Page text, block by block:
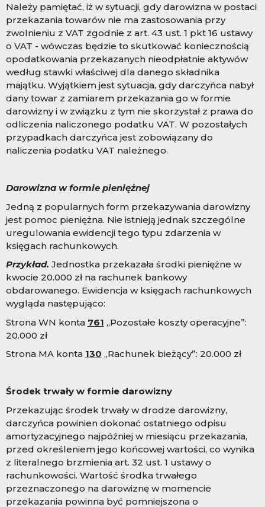
Należy pamiętać, iż w sytuacji, gdy darowizna w postaci
przekazania towarów nie ma zastosowania przy
zwolnieniu z VAT zgodnie z art. 43 ust. 1 pkt 16 ustawy
o VAT - wówczas będzie to skutkować koniecznością
opodatkowania przekazanych nieodpłatnie aktywów
według stawki właściwej dla danego składnika
majątku. Wyjątkiem jest sytuacja, gdy darczyńca nabył
dany towar z zamiarem przekazania go w formie
darowizny i w związku z tym nie skorzystał z prawa do
odliczenia naliczonego podatku VAT. W pozostałych
przypadkach darczyńca jest zobowiązany do
naliczenia podatku VAT należnego.
Darowizna w formie pieniężnej
Jedną z popularnych form przekazywania darowizny
jest pomoc pieniężna. Nie istnieją jednak szczególne
uregulowania ewidencji tego typu zdarzenia w
księgach rachunkowych.
Przykład. Jednostka przekazała środki pieniężne w
kwocie 20.000 zł na rachunek bankowy
obdarowanego. Ewidencja w księgach rachunkowych
wygląda następująco:
Strona WN konta 761 „Pozostałe koszty operacyjne”:
20.000 zł
Strona MA konta 130 „Rachunek bieżący”: 20.000 zł
Środek trwały w formie darowizny
Przekazując środek trwały w drodze darowizny,
darczyńca powinien dokonać ostatniego odpisu
amortyzacyjnego najpóźniej w miesiącu przekazania,
przed określeniem jego końcowej wartości, co wynika
z literalnego brzmienia art. 32 ust. 1 ustawy o
rachunkowości. Wartość środka trwałego
przeznaczonego na darowiznę w momencie
przekazania powinna być pomniejszona o